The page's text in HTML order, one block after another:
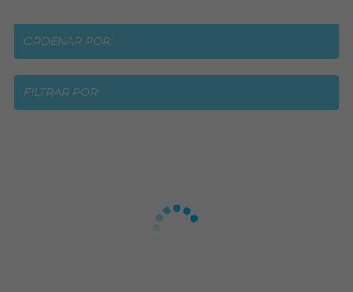
ORDENAR POR:
FILTRAR POR: